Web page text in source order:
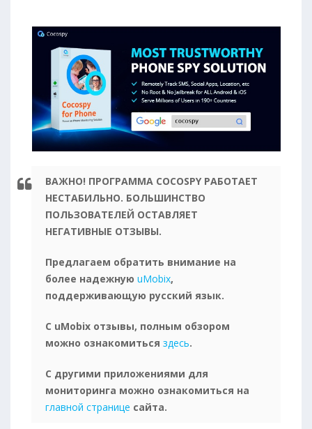
ВАЖНО! ПРОГРАММА COCOSPY РАБОТАЕТ
НЕСТАБИЛЬНО. БОЛЬШИНСТВО
ПОЛЬЗОВАТЕЛЕЙ ОСТАВЛЯЕТ
НЕГАТИВНЫЕ ОТЗЫВЫ.
Предлагаем обратить внимание на
более надежную uMobix,
поддерживающую русский язык.
С uMobix отзывы, полным обзором
можно ознакомиться здесь.
С другими приложениями для
мониторинга можно ознакомиться на
главной странице сайта.